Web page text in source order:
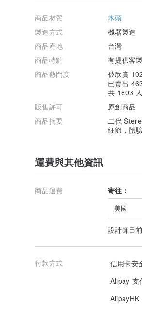
裝體驗！
「你相信 —— 童年時堆積木、疊
不只是組裝外殼，我們更希望顧
電路濃縮成電路盒，做成創新的
我們致力於讓音響組裝體驗更完
所有細節全都由你親手組裝，不
立體拼圖音響的外型設計擷取摩
韻。
「你不覺得困難的路比較好玩嗎
為了讓組裝的過程變得更有趣，
個人喜好使用不同說明書組裝音
創新設計，加上簡約具質感的包
還有專屬貓頭鷹小配件可以加購
加購網址：www.pinkoi.com/
產品音質試聽：）
商品材質
木頭
製造方式
機器製造
商品產地
台灣
商品特點
有提供客
商品熱門度
被欣賞
已賣出
共 1803
販售許可
原創商品
商品摘要
二代
細節，體
運費與其他資訊
商品運費 寄往：
美國
設計師目
付款方式
信用卡安
Alipay 支
AlipayHK